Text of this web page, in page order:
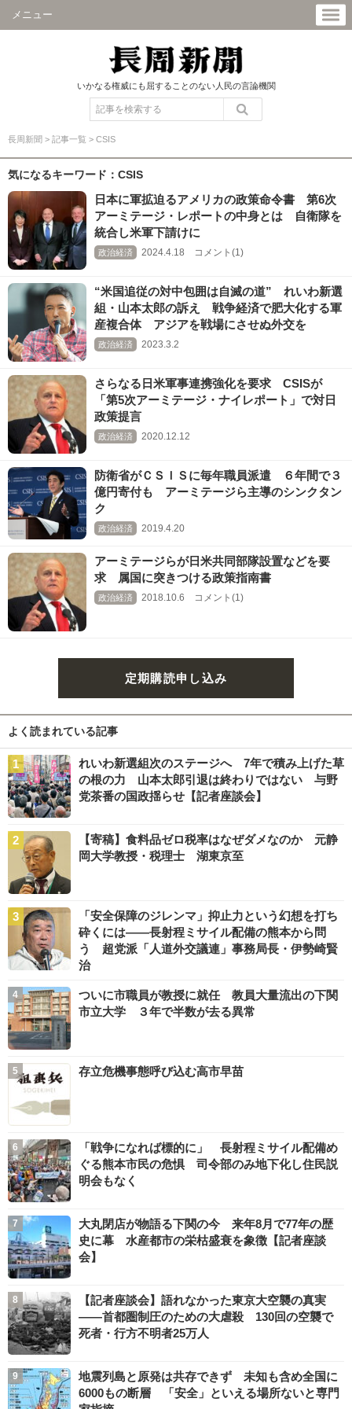
メニュー
いかなる権威にも屈することのない人民の言論機関
長周新聞 > 記事一覧 > CSIS
気になるキーワード：CSIS
日本に軍拡迫るアメリカの政策命令書 第6次
アーミテージ・レポートの中身とは 自衛隊を
統合し米軍下請けに
政治経済 2024.4.18 コメント(1)
“米国追従の対中包囲は自滅の道” れいわ新選
組・山本太郎の訴え 戦争経済で肥大化する軍
産複合体 アジアを戦場にさせぬ外交を
政治経済 2023.3.2
さらなる日米軍事連携強化を要求 CSISが
「第5次アーミテージ・ナイレポート」で対日
政策提言
政治経済 2020.12.12
防衛省がＣＳＩＳに毎年職員派遣 ６年間で３
億円寄付も アーミテージら主導のシンクタン
ク
政治経済 2019.4.20
アーミテージらが日米共同部隊設置などを要
求 属国に突きつける政策指南書
政治経済 2018.10.6 コメント(1)
定期購読申し込み
よく読まれている記事
れいわ新選組次のステージへ 7年で積み上げた草
の根の力 山本太郎引退は終わりではない 与野
党茶番の国政揺らせ【記者座談会】
【寄稿】食料品ゼロ税率はなぜダメなのか 元静
岡大学教授・税理士 湖東京至
「安全保障のジレンマ」抑止力という幻想を打ち
砕くには――長射程ミサイル配備の熊本から問
う 超党派「人道外交議連」事務局長・伊勢崎賢
治
ついに市職員が教授に就任 教員大量流出の下関
市立大学 ３年で半数が去る異常
存立危機事態呼び込む高市早苗
「戦争になれば標的に」 長射程ミサイル配備め
ぐる熊本市民の危惧 司令部のみ地下化し住民説
明会もなく
大丸閉店が物語る下関の今 来年8月で77年の歴
史に幕 水産都市の栄枯盛衰を象徴【記者座談
会】
【記者座談会】語れなかった東京大空襲の真実
――首都圏制圧のための大虐殺 130回の空襲で
死者・行方不明者25万人
地震列島と原発は共存できず 未知も含め全国に
6000もの断層 「安全」といえる場所ないと専門